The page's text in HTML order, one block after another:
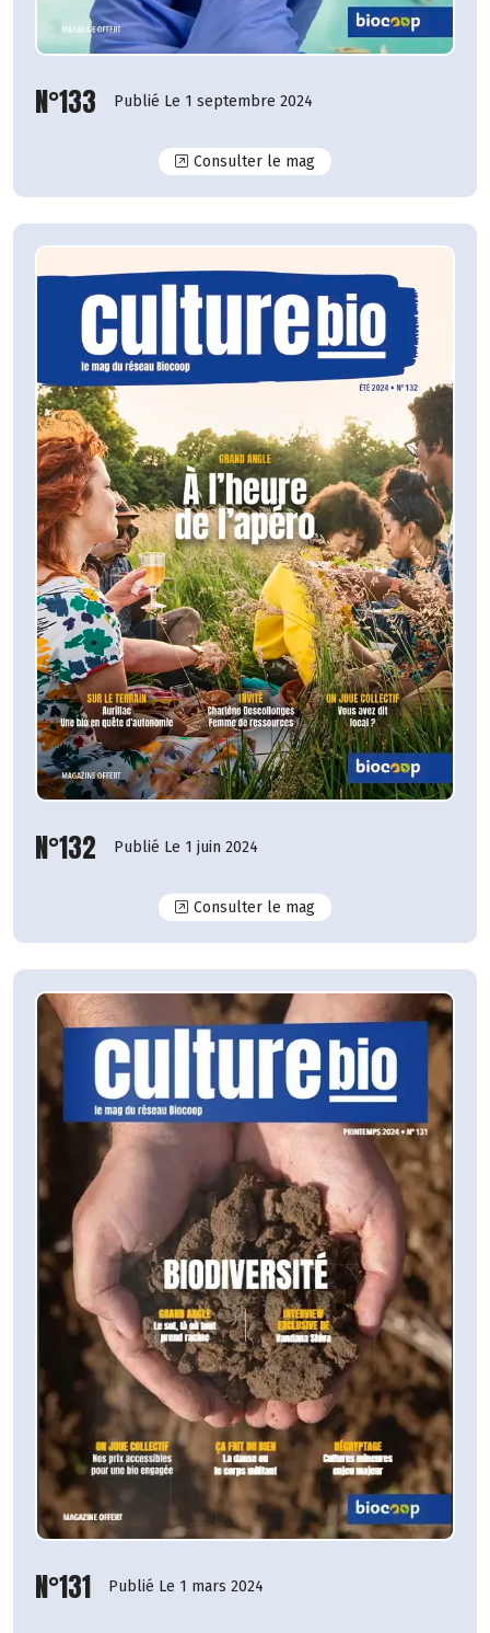
N°133 Publié Le 1 septembre 2024
Consulter le magN°133
N°132 Publié Le 1 juin 2024
Consulter le magN°132
N°131 Publié Le 1 mars 2024